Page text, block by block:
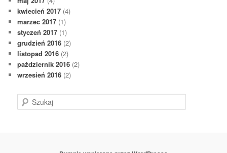
kwiecień 2017 (4)
marzec 2017 (1)
styczeń 2017 (1)
grudzień 2016 (2)
listopad 2016 (2)
październik 2016 (2)
wrzesień 2016 (2)
z